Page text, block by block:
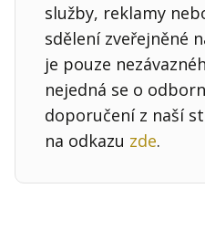
služby, reklamy
sdělení zveřejněné
je pouze
nejedná se o
doporučení z naší
na odkazu zde.